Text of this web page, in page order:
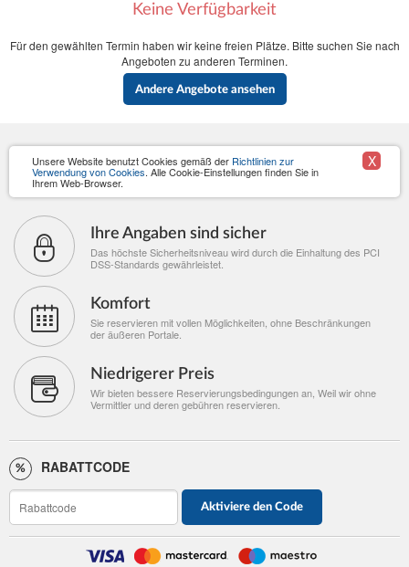
Keine Verfügbarkeit
Für den gewählten Termin haben wir keine freien Plätze. Bitte suchen Sie nach
Angeboten zu anderen Terminen.
Andere Angebote ansehen
Unsere Website benutzt Cookies gemäß der Richtlinien zur
Verwendung von Cookies. Alle Cookie-Einstellungen finden Sie in
Ihrem Web-Browser.
X
Ihre Angaben sind sicher
Das höchste Sicherheitsniveau wird durch die Einhaltung des PCI
DSS-Standards gewährleistet.
Komfort
Sie reservieren mit vollen Möglichkeiten, ohne Beschränkungen
der äußeren Portale.
Niedrigerer Preis
Wir bieten bessere Reservierungsbedingungen an, Weil wir ohne
Vermittler und deren gebühren reservieren.
RABATTCODE
Aktiviere den Code